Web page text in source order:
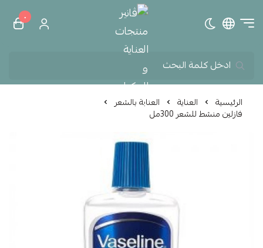
تبديل الوضع الداكنڤانير منتجات العناية و
٠
الرئيسية العناية العناية بالشعر
فازلين منشط للشعر 300مل